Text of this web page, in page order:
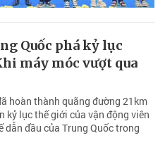
Quốc phá kỷ lục
máy móc vượt qua
hoàn thành quãng đường 21km
kỷ lục thế giới của vận động viên
đầu của Trung Quốc trong